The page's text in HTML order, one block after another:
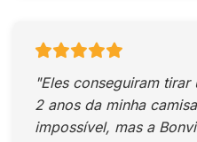
"Eles conseguiram
2 anos da minha
impossível, mas a